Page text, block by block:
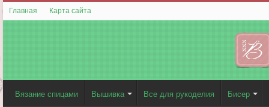
Главная Карта сайта
Вязание спицами Вышивка Все для рукоделия Бисер